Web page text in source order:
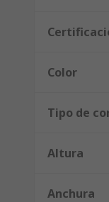
Color
Tipo de
Altura
Anchura